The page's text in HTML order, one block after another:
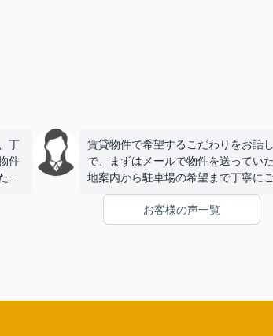
丁
件
で
賃貸物件で希望するこだわりをお話
で、まずはメールで物件を送ってい
地案内から駐車場の希望まで丁寧にご
だき、今回契約をさせていただきま
も信頼できる会社様で安心してお任
た。感謝申し上げます。
お客様の声一覧